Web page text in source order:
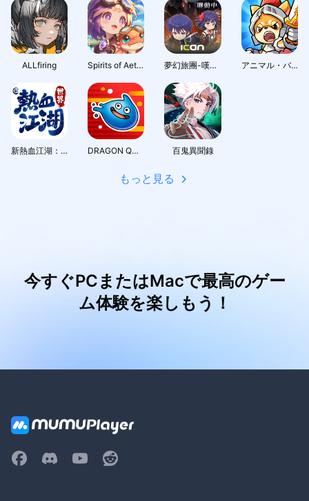
ALLfiring Spirits of Aetheria 夢幻旅團-嘆氣的亡靈想隱退聯動 アニマル・バスターズ
新熱血江湖：世界 DRAGON QUEST Smash/Grow 百鬼異聞錄
もっと見る
今すぐPCまたはMacで最高のゲー
ム体験を楽しもう！